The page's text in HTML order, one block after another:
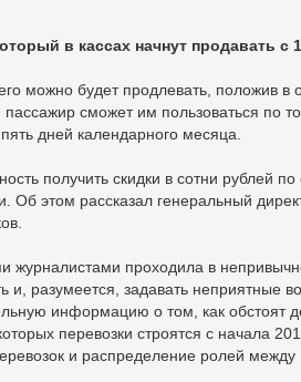
в кассах начнут продавать с
можно будет продлевать, положив в
сможет им пользоваться по
дней календарного месяца.
получить скидки в сотни рублей
Об этом рассказал генеральный
журналистами проходила в
разумеется, задавать неприятные
информацию о том, как обстоят
перевозки строятся с начала
и распределение ролей между